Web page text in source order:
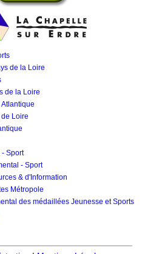
de la Loire
de la Loire
de Loire
Sport
- Sport
& d'Information
Métropole
des médaillées Jeunesse et Sports